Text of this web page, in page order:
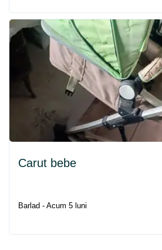
Carut bebe
Barlad - Acum 5 luni